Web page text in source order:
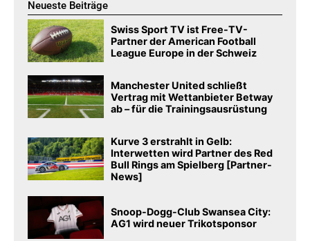
Neueste Beiträge
Swiss Sport TV ist Free-TV-
Partner der American Football
League Europe in der Schweiz
Manchester United schließt
Vertrag mit Wettanbieter Betway
ab – für die Trainingsausrüstung
Kurve 3 erstrahlt in Gelb:
Interwetten wird Partner des Red
Bull Rings am Spielberg [Partner-
News]
Snoop-Dogg-Club Swansea City:
AG1 wird neuer Trikotsponsor